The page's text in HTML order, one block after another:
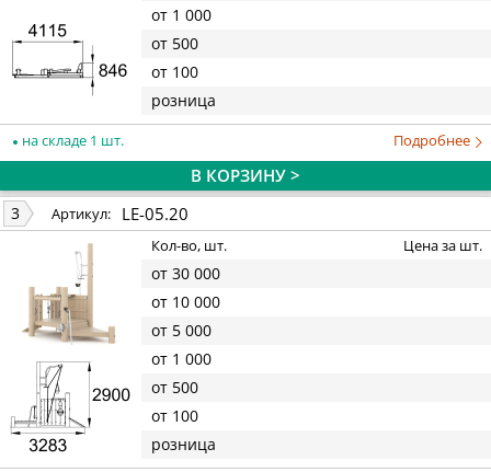
от 1 000
от 500
от 100
розница
на складе 1 шт. Подробнее
В КОРЗИНУ >
3 Артикул: LE-05.20
Кол-во, шт. Цена за шт.
от 30 000
от 10 000
от 5 000
от 1 000
от 500
от 100
розница